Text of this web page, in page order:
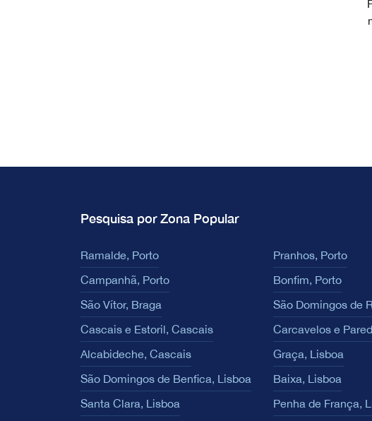
Pesquisa por Zona Popular
Ramalde, Porto
Pranhos, Porto
Campanhã, Porto
Bonfim, Porto
São Vítor, Braga
São Domingos de
Cascais e Estoril, Cascais
Carcavelos e
Alcabideche, Cascais
Graça, Lisboa
São Domingos de Benfica, Lisboa
Baixa, Lisboa
Santa Clara, Lisboa
Penha de França,